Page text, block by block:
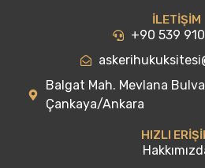
İLETİŞİM
+90 539
Balgat Mah. Mevlana
Çankaya/Ankara
HIZLI